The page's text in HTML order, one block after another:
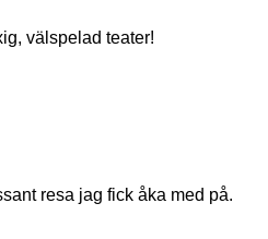
välspelad teater!
resa jag fick åka med på.